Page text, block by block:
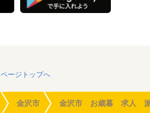
ページトップへ
金沢市 金沢市 お歳暮 求人 派